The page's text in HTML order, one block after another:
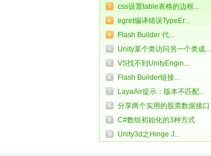
css设置table表格的边框...
egret编译错误TypeEr...
Flash Builder 代...
Unity某个类访问另一个类成...
VS找不到UnityEngin...
Flash Builder链接...
LayaAir提示：版本不匹配...
分享两个实用的股票数据接口
C#数组初始化的3种方式
Unity3d之Hinge J...